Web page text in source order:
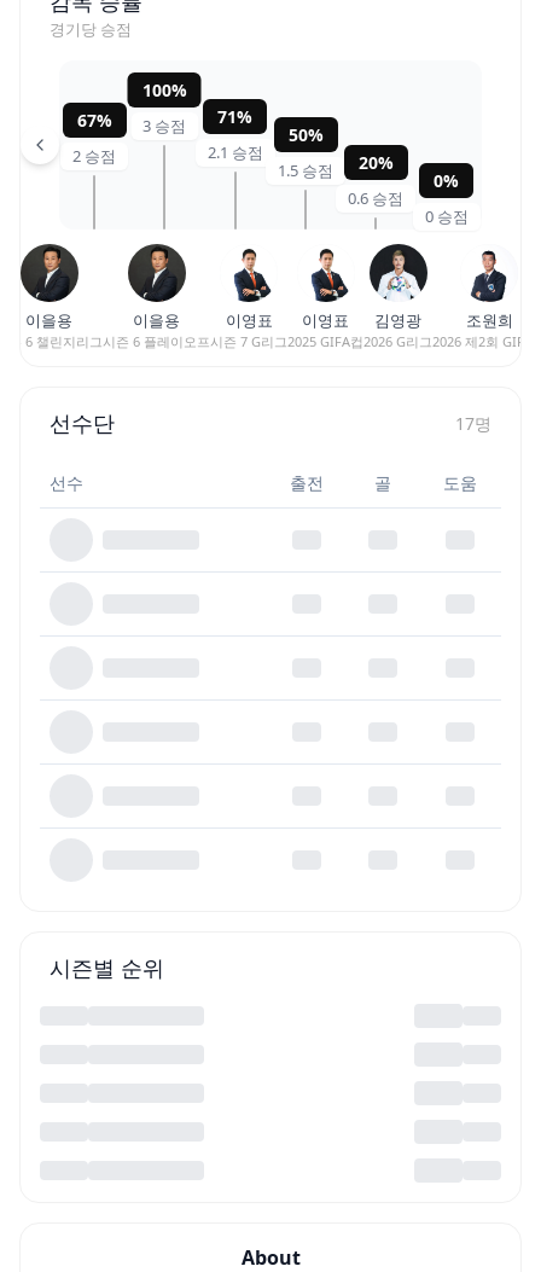
경기당 승점
67%
2 승점
100%
3 승점 71%
2.1 승점
50%
1.5 승점 20%
0.6 승점
0%
0승점
이을용
즌 6 챌린지리그
이을용
시즌 6 플레이오프
이영표
시즌 7 G리그
이영표
2025 GIFA컵
김영광
2026 G리그
조원희
2026 제2회 GIFA
선수단 17명
선수 출전 골 도움
시즌별 순위
About